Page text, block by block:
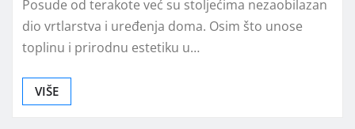
Posude od terakote već su stoljećima nezaobilazan
dio vrtlarstva i uređenja doma. Osim što unose
toplinu i prirodnu estetiku u…
VIŠE